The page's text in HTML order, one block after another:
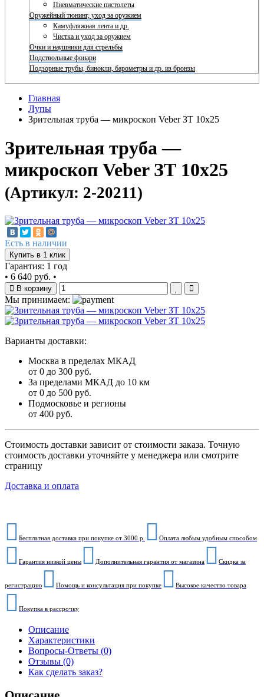
Пневматические пистолеты
Оружейный тюнинг, уход за оружием
Камуфляжная лента и др.
Чистка и уход за оружием
Очки и наушники для стрельбы
Подствольные фонари
Подзорные трубы, бинокли, барометры и др. из бронзы
Главная
Лупы
Зрительная труба — микроскоп Veber ЗТ 10x25
Зрительная труба —
микроскоп Veber ЗТ 10x25
(Артикул: 2-20211)
Есть в наличии
Купить в 1 клик
Гарантия: 1 год
• 6 640 руб. •
В корзину
Мы принимаем:
Варианты доставки:
Москва в пределах МКАД
от 0 до 300 руб.
За пределами МКАД до 10 км
от 0 до 500 руб.
Подмосковье и регионы
от 400 руб.
Стоимость доставки зависит от стоимости заказа. Точную
стоимость доставки уточняйте у менеджера или смотрите
страницу
Доставка и оплата
Бесплатная доставка при покупке от 3000 р. Оплата любым удобным способом
Гарантия низкой цены Дополнительная гарантия от магазина Скидка за
регистрацию Помощь и консультация при покупке Высокое качество товара
Покупка в рассрочку
Описание
Характеристики
Вопросы-Ответы (0)
Отзывы (0)
Как сделать заказ?